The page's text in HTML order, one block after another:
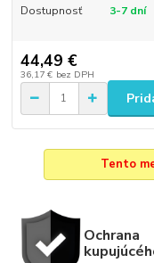
Dostupnosť 3-7 dní
44,49 €
36,17 € bez DPH
Tento
Ochrana